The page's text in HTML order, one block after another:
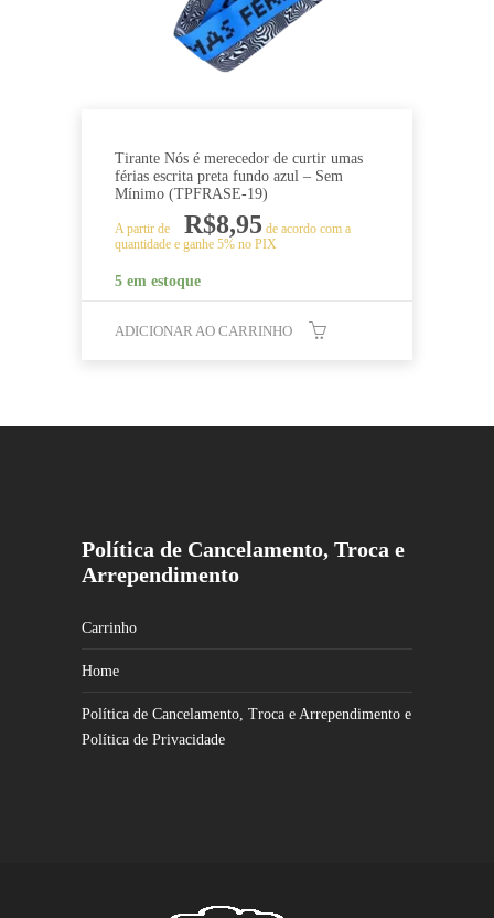
Tirante Nós é merecedor de curtir umas
férias escrita preta fundo azul – Sem
Mínimo (TPFRASE-19)
A partir de R$8,95 de acordo com a
quantidade e ganhe 5% no PIX
5 em estoque
ADICIONAR AO CARRINHO
Política de Cancelamento, Troca e
Arrependimento
Carrinho
Home
Política de Cancelamento, Troca e Arrependimento e
Política de Privacidade